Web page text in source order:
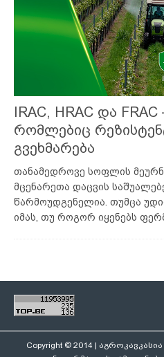
IRAC, HRAC და
რომლებიც
გვეხმარება
თანამედროვე სოფლის
მცენარეთა დაცვის
წარმოუდგენელია. თუმცა
იმას, თუ როგორ იყენებს
Copyright © 2014 |